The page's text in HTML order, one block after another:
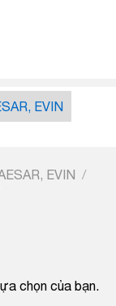
EVIN
EVIN /
chọn của bạn.